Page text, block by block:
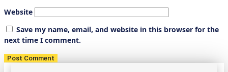
Website
Save my name, email, and website in this browser for the
next time I comment.